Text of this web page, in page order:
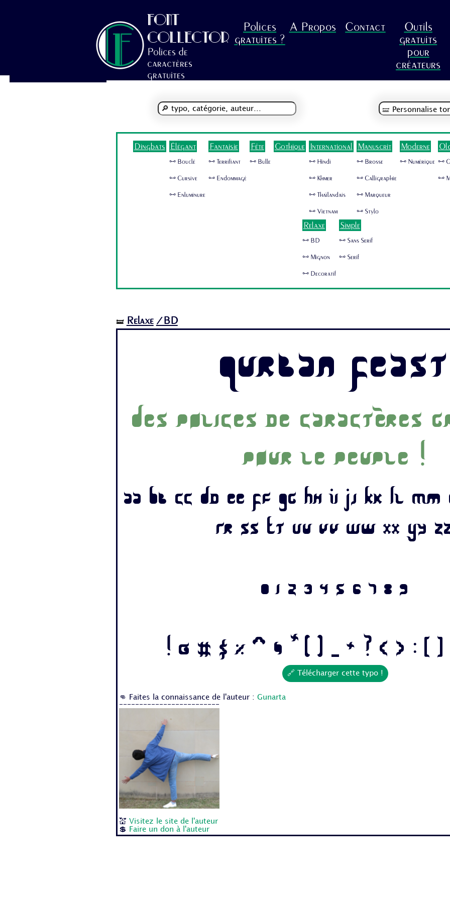
FONT
COLLECTOR
Polices de
caractères
gratuites
Polices
gratuites ?
A Propos Contact
Outils
gratuits
pour
créateurs
Dingbats Élégant
🜺 Bouclé
🜺 Cursive
🜺 Enluminure
Fantaisie
🜺 Terrifiant
🜺 Endommagé
Fête
🜺 Bulle
Gothique International
🜺 Hindi
🜺 Khmer
🜺 Thaïlandais
🜺 Vietnam
Manuscrit
🜺 Brosse
🜺 Calligraphie
🜺 Marqueur
🜺 Stylo
Moderne
🜺 Numérique 🜺
🜺
Relaxe
🜺 BD
🜺 Mignon
🜺 Decoratif
Simple
🜺 Sans Serif
🜺 Serif
🝛 Relaxe /BD
Qurban Feast
Des polices de caractères
pour le peuple !
Aa Bb Cc Dd Ee Ff Gg Hh Ii Jj Kk Ll Mm
Rr Ss Tt Uu Vv Ww Xx Yy
0 1 2 3 4 5 6 7 8 9
! @ # $ % ^ & * ( ) _ + ? < > :
🔗 Télécharger cette typo !
👊 Faites la connaissance de l'auteur : Gunarta
-------------------------
💒 Visitez le site de l'auteur
💲
Faire un don à l'auteur